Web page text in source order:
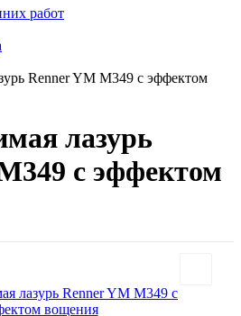
работ
Renner YM M349 с эффектом
лазурь
с эффектом